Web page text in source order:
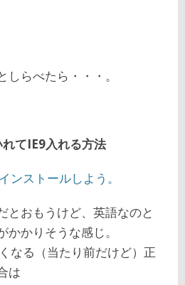
らべたら・・・。
てIE9入れる方法
ンストールしよう。
とおもうけど、英語なのと
かりそうな感じ。
なる（当たり前だけど）正
は